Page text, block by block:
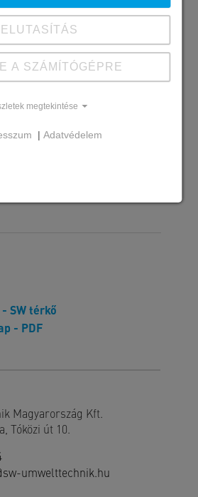
SW térkő
- PDF
Magyarország Kft.
Tóközi út 10.
umwelttechnik.hu
ELUTASÍTÁS
A SZÁMÍTÓGÉPRE
megtekintése
| Adatvédelem